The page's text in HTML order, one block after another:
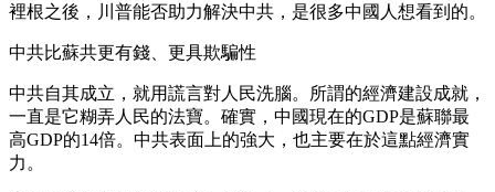
裡根之後，川普能否助力解決中共，是很多中國人想看到的。
中共比蘇共更有錢、更具欺騙性
中共自其成立，就用謊言對人民洗腦。所謂的經濟建設成就，
一直是它糊弄人民的法寶。確實，中國現在的GDP是蘇聯最
高GDP的14倍。中共表面上的強大，也主要在於這點經濟實
力。